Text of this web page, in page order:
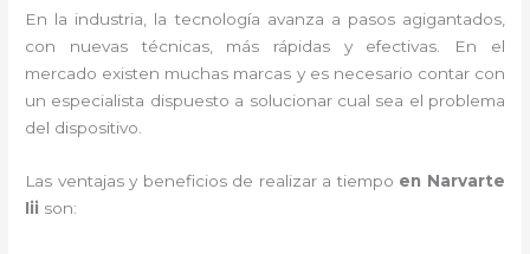
En la industria, la tecnología avanza a pasos agigantados,
con nuevas técnicas, más rápidas y efectivas . En el
mercado existen muchas marcas y es necesario contar con
un especialista dispuesto a solucionar cual sea el problema
del dispositivo.
Las ventajas y beneficios de realizar a tiempo en Narvarte
Iii son: